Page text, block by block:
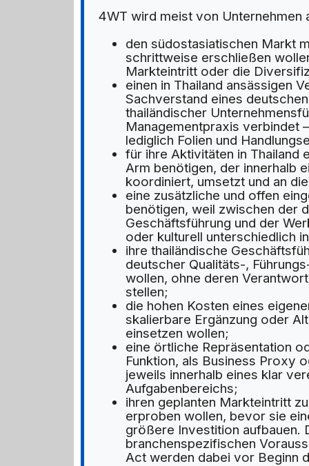
4WT wird meist von Unternehmen
den südostasiatischen Markt
schrittweise erschließen
Markteintritt oder die
einen in Thailand ansässigen
Sachverstand eines
thailändischer
Managementpraxis verbindet
lediglich Folien und
für ihre Aktivitäten in Thailand
Arm benötigen, der innerhalb
koordiniert, umsetzt und an
eine zusätzliche und offen
benötigen, weil zwischen der
Geschäftsführung und der
oder kulturell unterschiedlich
ihre thailändische
deutscher Qualitäts-,
wollen, ohne deren
stellen;
die hohen Kosten eines
skalierbare Ergänzung oder
einsetzen wollen;
eine örtliche Repräsentation
Funktion, als Business Proxy
jeweils innerhalb eines klar
Aufgabenbereichs;
ihren geplanten Markteintritt
erproben wollen, bevor sie
größere Investition aufbauen.
branchenspezifischen
Act werden dabei vor Beginn